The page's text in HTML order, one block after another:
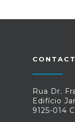
Rua Dr.
Edifício
9125-014